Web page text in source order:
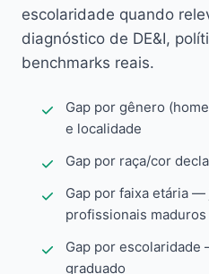
escolaridade quando
diagnóstico de DE&I,
benchmarks reais.
Gap por gênero
e localidade
Gap por raça/cor
Gap por faixa etária
profissionais maduros
Gap por
graduado